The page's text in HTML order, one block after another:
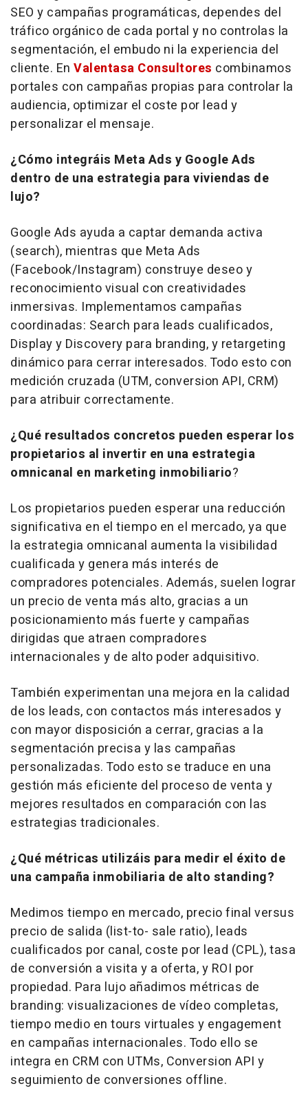
SEO y campañas programáticas, dependes del
tráfico orgánico de cada portal y no controlas la
segmentación, el embudo ni la experiencia del
cliente. En Valentasa Consultores combinamos
portales con campañas propias para controlar la
audiencia, optimizar el coste por lead y
personalizar el mensaje.
¿Cómo integráis Meta Ads y Google Ads
dentro de una estrategia para viviendas de
lujo?
Google Ads ayuda a captar demanda activa
(search), mientras que Meta Ads
(Facebook/Instagram) construye deseo y
reconocimiento visual con creatividades
inmersivas. Implementamos campañas
coordinadas: Search para leads cualificados,
Display y Discovery para branding, y retargeting
dinámico para cerrar interesados. Todo esto con
medición cruzada (UTM, conversion API, CRM)
para atribuir correctamente.
¿Qué resultados concretos pueden esperar los
propietarios al invertir en una estrategia
omnicanal en marketing inmobiliario?
Los propietarios pueden esperar una reducción
significativa en el tiempo en el mercado, ya que
la estrategia omnicanal aumenta la visibilidad
cualificada y genera más interés de
compradores potenciales. Además, suelen lograr
un precio de venta más alto, gracias a un
posicionamiento más fuerte y campañas
dirigidas que atraen compradores
internacionales y de alto poder adquisitivo.
También experimentan una mejora en la calidad
de los leads, con contactos más interesados y
con mayor disposición a cerrar, gracias a la
segmentación precisa y las campañas
personalizadas. Todo esto se traduce en una
gestión más eficiente del proceso de venta y
mejores resultados en comparación con las
estrategias tradicionales.
¿Qué métricas utilizáis para medir el éxito de
una campaña inmobiliaria de alto standing?
Medimos tiempo en mercado, precio final versus
precio de salida (list-to- sale ratio), leads
cualificados por canal, coste por lead (CPL), tasa
de conversión a visita y a oferta, y ROI por
propiedad. Para lujo añadimos métricas de
branding: visualizaciones de vídeo completas,
tiempo medio en tours virtuales y engagement
en campañas internacionales. Todo ello se
integra en CRM con UTMs, Conversion API y
seguimiento de conversiones offline.